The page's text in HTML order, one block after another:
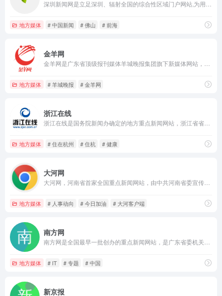
地方媒体 # 中国新闻 # 佛山 # 前海
金羊网
地方媒体 # 羊城晚报 # 金羊网
浙江在线
地方媒体 # 住在杭州 # 住杭 # 健康
大河网
地方媒体 # 人事动向 # 今日加油 # 大河客户端
南方网
地方媒体 # IT # 专题 # 中国
新京报